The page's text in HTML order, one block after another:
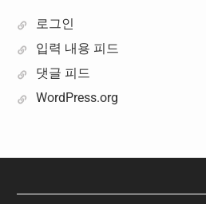
로그인
입력 내용 피드
댓글 피드
WordPress.org